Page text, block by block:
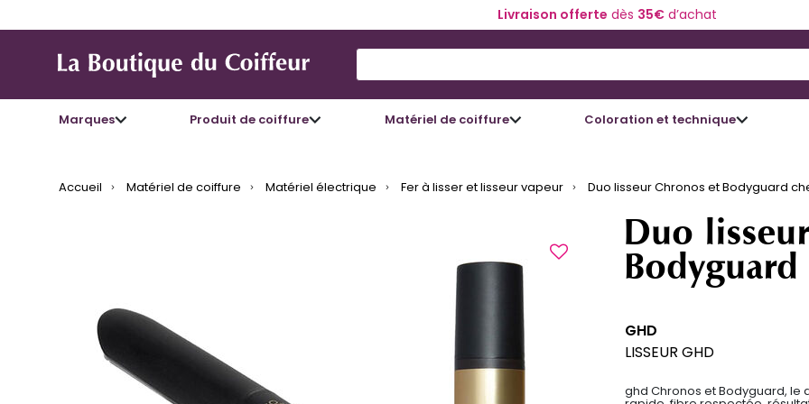
Livraison offerte dès 35€d’achat
Marques Produit de coiffure Matériel de coiffure Coloration et technique
Accueil Matériel de coiffure Matériel électrique Fer à lisser et lisseur vapeur Duo lisseur Chronos et Bodyguard
Duo
GHD
LISSEUR GHD
ghd Chronos et Bodyguard, le